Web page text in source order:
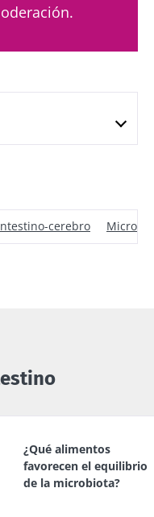
cerebro
¿Qué alimentos
favorecen el equilibrio
de la microbiota?